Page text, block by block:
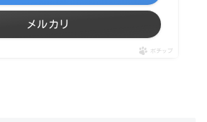
メルカリ
ポチップ